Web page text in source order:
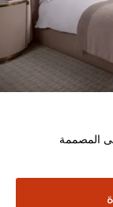
المصممة